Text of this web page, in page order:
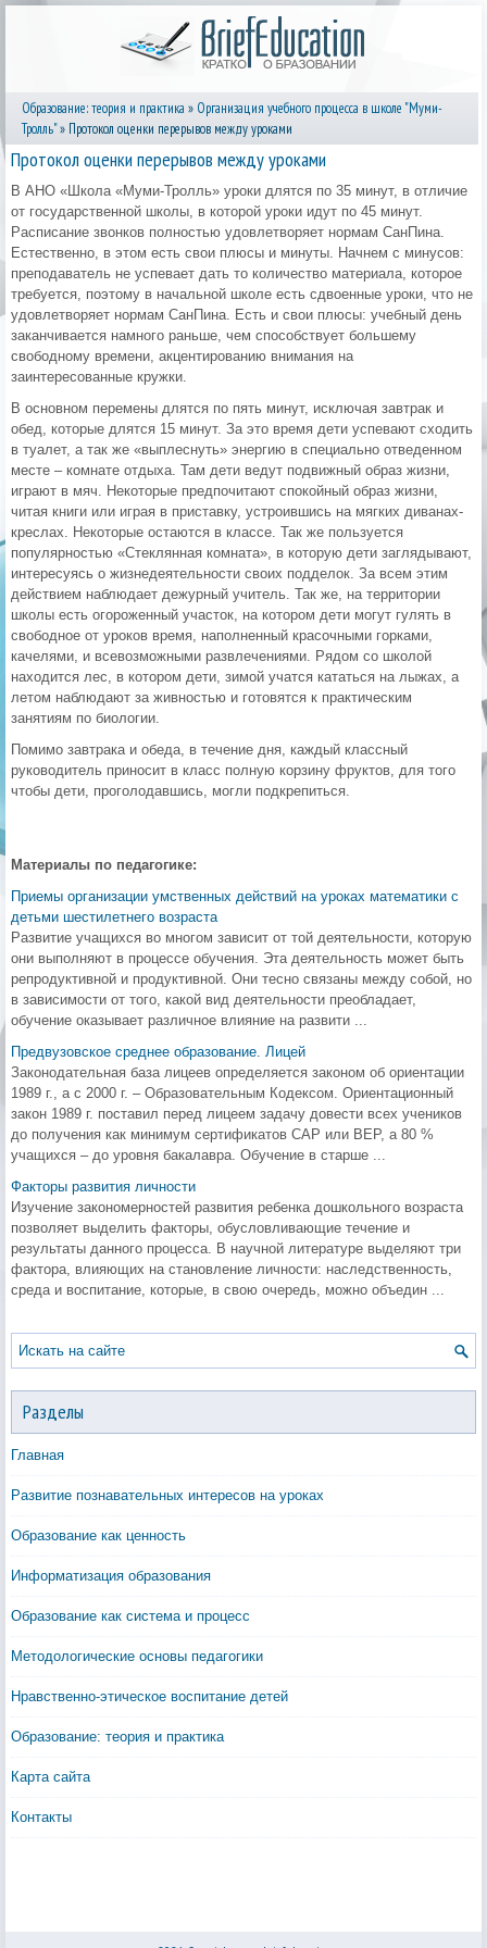
Образование: теория и практика » Организация учебного процесса в школе "Муми-
Тролль"» Протокол оценки перерывов между уроками
Протокол оценки перерывов между уроками
В АНО «Школа «Муми-Тролль» уроки длятся по 35 минут, в отличие
от государственной школы, в которой уроки идут по 45 минут.
Расписание звонков полностью удовлетворяет нормам СанПина.
Естественно, в этом есть свои плюсы и минуты. Начнем с минусов:
преподаватель не успевает дать то количество материала, которое
требуется, поэтому в начальной школе есть сдвоенные уроки, что не
удовлетворяет нормам СанПина. Есть и свои плюсы: учебный день
заканчивается намного раньше, чем способствует большему
свободному времени, акцентированию внимания на
заинтересованные кружки.
В основном перемены длятся по пять минут, исключая завтрак и
обед, которые длятся 15 минут. За это время дети успевают сходить
в туалет, а так же «выплеснуть» энергию в специально отведенном
месте – комнате отдыха. Там дети ведут подвижный образ жизни,
играют в мяч. Некоторые предпочитают спокойный образ жизни,
читая книги или играя в приставку, устроившись на мягких диванах-
креслах. Некоторые остаются в классе. Так же пользуется
популярностью «Стеклянная комната», в которую дети заглядывают,
интересуясь о жизнедеятельности своих подделок. За всем этим
действием наблюдает дежурный учитель. Так же, на территории
школы есть огороженный участок, на котором дети могут гулять в
свободное от уроков время, наполненный красочными горками,
качелями, и всевозможными развлечениями. Рядом со школой
находится лес, в котором дети, зимой учатся кататься на лыжах, а
летом наблюдают за живностью и готовятся к практическим
занятиям по биологии.
Помимо завтрака и обеда, в течение дня, каждый классный
руководитель приносит в класс полную корзину фруктов, для того
чтобы дети, проголодавшись, могли подкрепиться.
Материалы по педагогике:
Приемы организации умственных действий на уроках математики с
детьми шестилетнего возраста
Развитие учащихся во многом зависит от той деятельности, которую
они выполняют в процессе обучения. Эта деятельность может быть
репродуктивной и продуктивной. Они тесно связаны между собой, но
в зависимости от того, какой вид деятельности преобладает,
обучение оказывает различное влияние на развити ...
Предвузовское среднее образование. Лицей
Законодательная база лицеев определяется законом об ориентации
1989 г., а с 2000 г. – Образовательным Кодексом. Ориентационный
закон 1989 г. поставил перед лицеем задачу довести всех учеников
до получения как минимум сертификатов CAP или BEP, а 80 %
учащихся – до уровня бакалавра. Обучение в старше ...
Факторы развития личности
Изучение закономерностей развития ребенка дошкольного возраста
позволяет выделить факторы, обусловливающие течение и
результаты данного процесса. В научной литературе выделяют три
фактора, влияющих на становление личности: наследственность,
среда и воспитание, которые, в свою очередь, можно объедин ...
Разделы
Главная
Развитие познавательных интересов на уроках
Образование как ценность
Информатизация образования
Образование как система и процесс
Методологические основы педагогики
Нравственно-этическое воспитание детей
Образование: теория и практика
Карта сайта
Контакты